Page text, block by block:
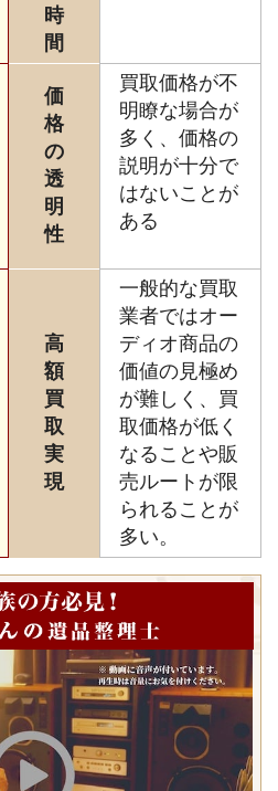
時
間
価
格
の
透
明
性
買取価格が不
明瞭な場合が
多く、価格の
説明が十分で
はないことが
ある
高
額
買
取
実
現
一般的な買取
業者ではオー
ディオ商品の
価値の見極め
が難しく、買
取価格が低く
なることや販
売ルートが限
られることが
多い。